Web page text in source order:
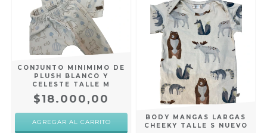
CONJUNTO MINIMIMO DE
PLUSH BLANCO Y
CELESTE TALLE M
$18.000,00
BODY MANGAS LARGAS
CHEEKY TALLE S NUEVO